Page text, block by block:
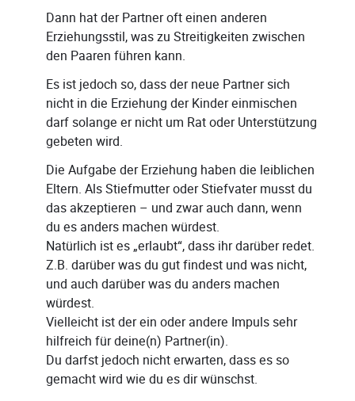
Dann hat der Partner oft einen anderen
Erziehungsstil, was zu Streitigkeiten zwischen
den Paaren führen kann.
Es ist jedoch so, dass der neue Partner sich
nicht in die Erziehung der Kinder einmischen
darf solange er nicht um Rat oder Unterstützung
gebeten wird.
Die Aufgabe der Erziehung haben die leiblichen
Eltern. Als Stiefmutter oder Stiefvater musst du
das akzeptieren – und zwar auch dann, wenn
du es anders machen würdest.
Natürlich ist es „erlaubt“, dass ihr darüber redet.
Z.B. darüber was du gut findest und was nicht,
und auch darüber was du anders machen
würdest.
Vielleicht ist der ein oder andere Impuls sehr
hilfreich für deine(n) Partner(in).
Du darfst jedoch nicht erwarten, dass es so
gemacht wird wie du es dir wünschst.